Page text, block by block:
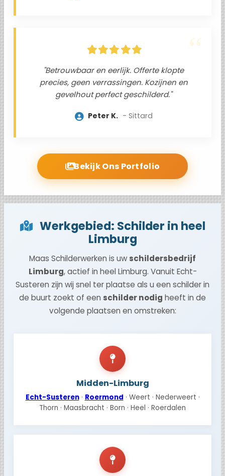
"Betrouwbaar en eerlijk. Offerte klopte
precies, geen verrassingen. Kozijnen en
gevelhout perfect geschilderd."
Peter K. Sittard
Bekijk Ons Portfolio
Werkgebied: Schilder in heel
Limburg
Maas Schilderwerken is uw schildersbedrijf
Limburg, actief in heel Limburg. Vanuit Echt-
Susteren zijn wij snel ter plaatse als u een schilder in
de buurt zoekt of een schilder nodig heeft in de
volgende plaatsen en omstreken:
Midden-Limburg
Echt-Susteren· Roermond · Weert · Nederweert ·
Thorn · Maasbracht · Born · Heel · Roerdalen